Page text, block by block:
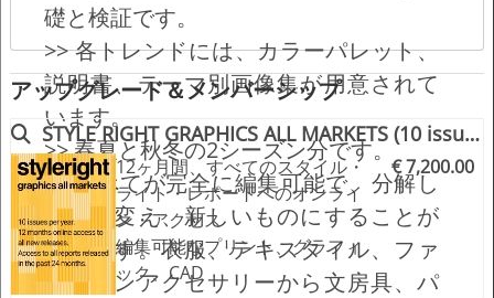
礎と検証です。
>> 各トレンドには、カラーパレット、
説明書、テーマ別画像集が用意されて
います。
>> 春夏と秋冬の2シーズン分です。
>> すべてが完全に編集可能で、分解し
て色を変え、新しいものにすることが
できます。衣服、テキスタイル、ファ
ッションアクセサリーから文房具、パ
アップグレード＆メンバーシップ
STYLE RIGHT GRAPHICS ALL MARKETS (10 issues p.a.)
12ヶ月間、すべてのスタイル・
ライト・レポートへのオンライ
ン・アクセス
編集可能なプリント、グラフィ
ック、CAD
€ 7,200.00